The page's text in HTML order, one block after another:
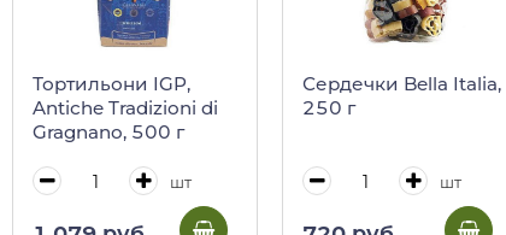
Тортильони IGP,
Antiсhe Tradizioni di
Gragnano, 500 г
шт
Сердечки Bella Italia,
250 г
шт